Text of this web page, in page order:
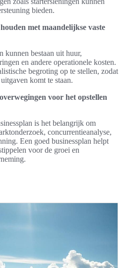
bieden.
met maandelijkse vaste
kunnen bestaan uit huur,
en andere operationele kosten.
begroting op te stellen, zodat
komt te staan.
voor het opstellen
is het belangrijk om
concurrentieanalyse,
Een goed businessplan helpt
voor de groei en